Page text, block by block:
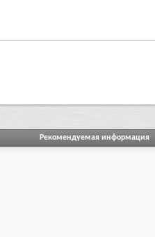
Рекомендуемая информация